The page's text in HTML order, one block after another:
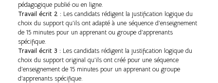
pédagogique publié ou en ligne.
Travail écrit 2 :Les candidats rédigent la justification logique du
choix du support qu’ils ont adapté à une séquence d’enseignement
de 15 minutes pour un apprenant ou groupe d’apprenants
spécifique.
Travail écrit 3 :Les candidats rédigent la justification logique du
choix du support original qu’ils ont créé pour une séquence
d’enseignement de 15 minutes pour un apprenant ou groupe
d’apprenants spécifique.